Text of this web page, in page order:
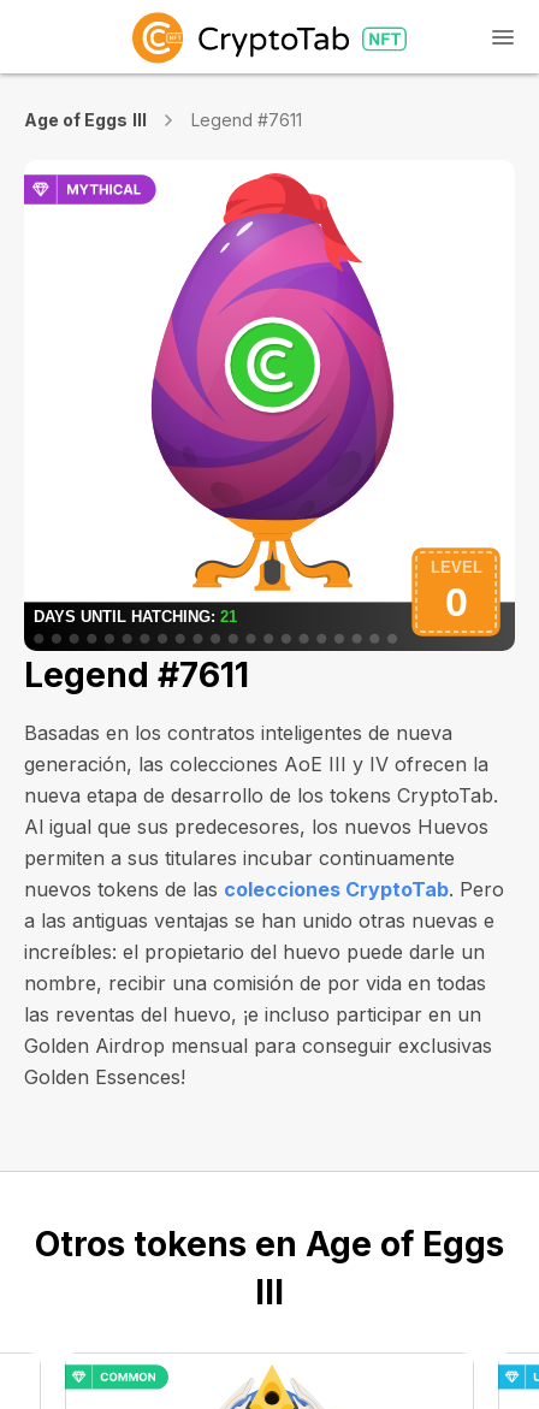
Age of Eggs III Legend #7611
Legend #7611
Basadas en los contratos inteligentes de nueva
generación, las colecciones AoE III y IV ofrecen la
nueva etapa de desarrollo de los tokens CryptoTab.
Al igual que sus predecesores, los nuevos Huevos
permiten a sus titulares incubar continuamente
nuevos tokens de las colecciones CryptoTab. Pero
a las antiguas ventajas se han unido otras nuevas e
increíbles: el propietario del huevo puede darle un
nombre, recibir una comisión de por vida en todas
las reventas del huevo, ¡e incluso participar en un
Golden Airdrop mensual para conseguir exclusivas
Golden Essences!
Otros tokens en Age of Eggs
III